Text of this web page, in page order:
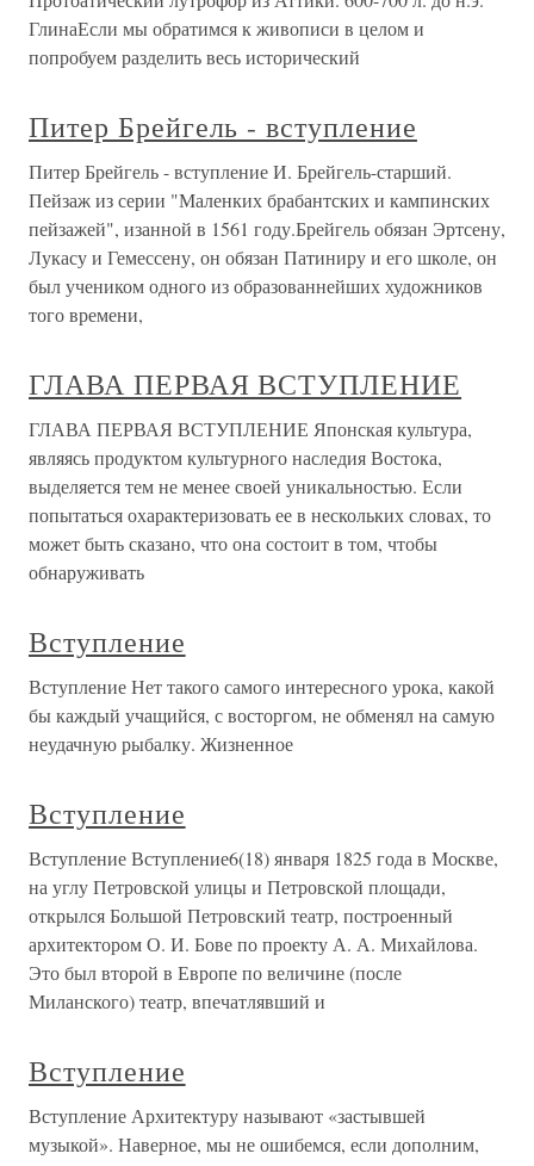
ГлинаЕсли мы обратимся к живописи в целом и
попробуем разделить весь исторический
Питер Брейгель - вступление
Питер Брейгель - вступление И. Брейгель-старший.
Пейзаж из серии "Маленких брабантских и кампинских
пейзажей", изанной в 1561 году.Брейгель обязан Эртсену,
Лукасу и Гемессену, он обязан Патиниру и его школе, он
был учеником одного из образованнейших художников
того времени,
ГЛАВА ПЕРВАЯ ВСТУПЛЕНИЕ
ГЛАВА ПЕРВАЯ ВСТУПЛЕНИЕ Японская культура,
являясь продуктом культурного наследия Востока,
выделяется тем не менее своей уникальностью. Если
попытаться охарактеризовать ее в нескольких словах, то
может быть сказано, что она состоит в том, чтобы
обнаруживать
Вступление
Вступление Нет такого самого интересного урока, какой
бы каждый учащийся, с восторгом, не обменял на самую
неудачную рыбалку. Жизненное
Вступление
Вступление Вступление6(18) января 1825 года в Москве,
на углу Петровской улицы и Петровской площади,
открылся Большой Петровский театр, построенный
архитектором О. И. Бове по проекту А. А. Михайлова.
Это был второй в Европе по величине (после
Миланского) театр, впечатлявший и
Вступление
Вступление Архитектуру называют «застывшей
музыкой». Наверное, мы не ошибемся, если дополним,